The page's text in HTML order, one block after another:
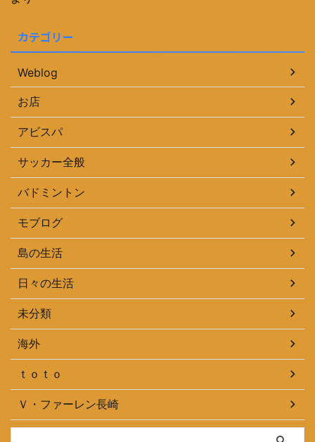
カテゴリー
Weblog
お店
アビスパ
サッカー全般
バドミントン
モブログ
島の生活
日々の生活
未分類
海外
ｔｏｔｏ
Ｖ・ファーレン長崎